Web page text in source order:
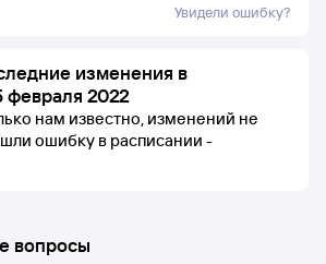
Увидели ошибку?
изменения в
февраля 2022
нам известно, изменений не
ошибку в расписании -
вопросы